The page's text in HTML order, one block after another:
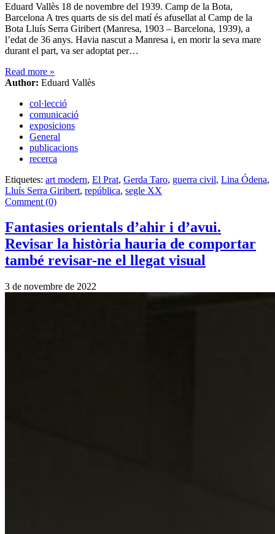
Eduard Vallès 18 de novembre del 1939. Camp de la Bota,
Barcelona A tres quarts de sis del matí és afusellat al Camp de la
Bota Lluís Serra Giribert (Manresa, 1903 – Barcelona, 1939), a
l’edat de 36 anys. Havia nascut a Manresa i, en morir la seva mare
durant el part, va ser adoptat per…
Read more »
Author: Eduard Vallès
col·lecció
comunicació
exposicions
General
publicacions
recerca
Etiquetes: art modern, El Prat, Gerda Taro, guerra civil, Lina Ódena,
Lluís Serra Giribert, república, segle XX
Comment (0)
Fantasies orientals d’ahir i d’avui.
Revisar la història hauria de comportar
també revisar-ne el llegat visual
3 de novembre de 2022